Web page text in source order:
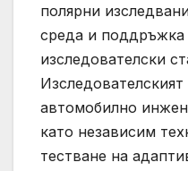
полярни
среда и поддръжка
изследователски
автомобилно
като независим
тестване на